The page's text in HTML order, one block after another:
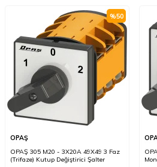
%50
OPAŞ
OPAŞ 305 M20 - 3X20A 49X49 3 Faz
(Trifaze) Kutup Değiştirici Şalter